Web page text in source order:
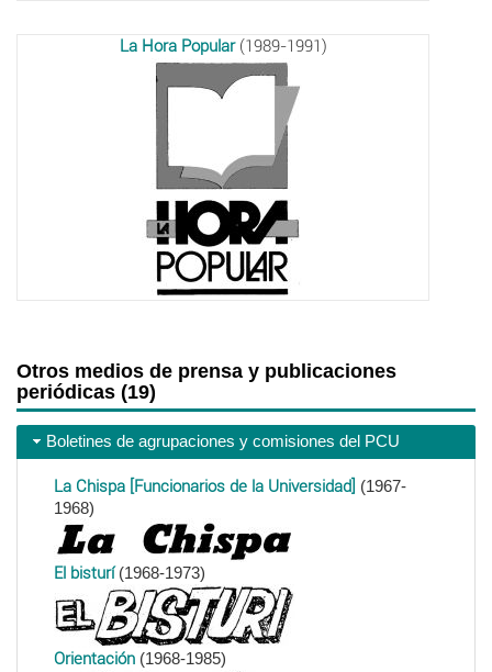
La Hora Popular(1989-1991)
Otros medios de prensa y publicaciones
periódicas (19)
Boletines de agrupaciones y comisiones del PCU
La Chispa [Funcionarios de la Universidad] (1967-
1968)
El bisturí(1968-1973)
Orientación (1968-1985)